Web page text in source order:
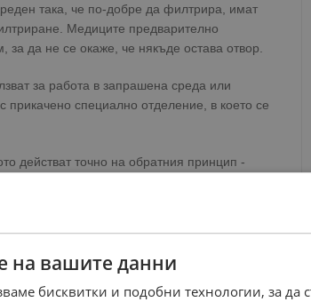
така, че по-добре да филтрира, имат
Медиците предварително
да не се окаже, че някъде остава отвор.
за работа в запрашена среда или
прикачено специално отделение, в което се
действат точно на обратния принцип -
А в пандемията идеята е колкото може
или на който и да е
маска на пресконференции в Брюксел.
на вашите данни
бисквитки и подобни технологии, за да